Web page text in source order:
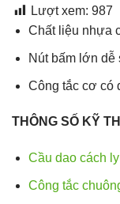
Lượt xem: 987
Chất liệu nhựa
Nút bấm lớn dễ
Công tắc cơ có
THÔNG SỐ KỸ
Cầu dao cách
Công tắc